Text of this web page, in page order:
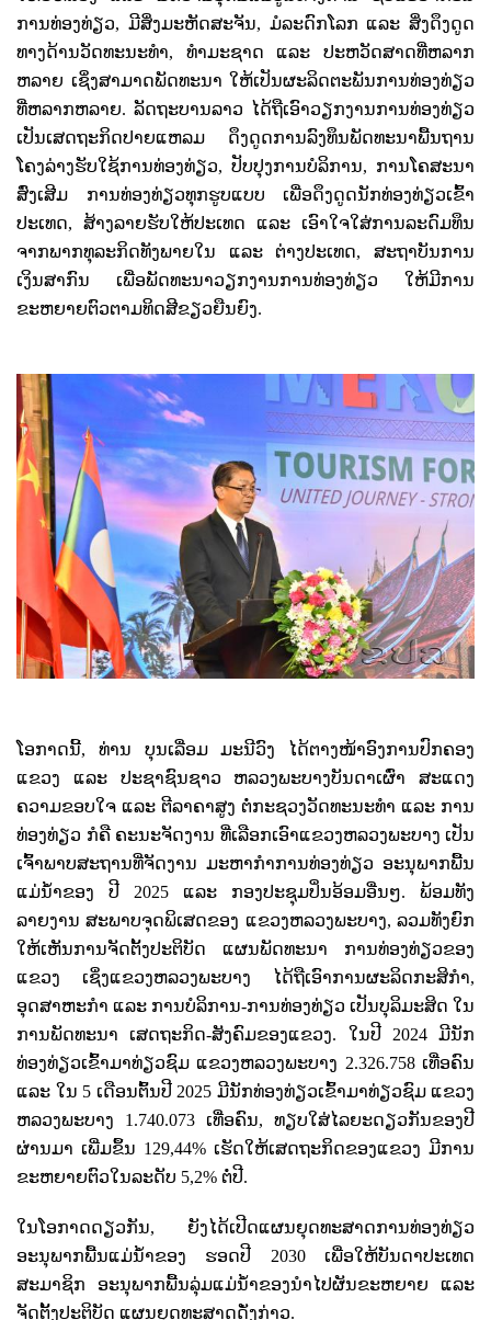
ການທ່ອງທ່ຽວ, ມີສິ່ງມະຫັດສະຈັນ, ມໍລະດົກໂລກ ແລະ ສິ່ງດຶງດູດ
ທາງດ້ານວັດທະນະທຳ, ທຳມະຊາດ ແລະ ປະຫວັດສາດທີ່ຫລາກ
ຫລາຍ ເຊິ່ງສາມາດພັດທະນາ ໃຫ້ເປັນຜະລິດຕະພັນການທ່ອງທ່ຽວ
ທີ່ຫລາກຫລາຍ. ລັດຖະບານລາວ ໄດ້ຖືເອົາວຽກງານການທ່ອງທ່ຽວ
ເປັນເສດຖະກິດປາຍແຫລມ ດຶງດູດການລົງທຶນພັດທະນາພື້ນຖານ
ໂຄງລ່າງຮັບໃຊ້ການທ່ອງທ່ຽວ, ປັບປຸງການບໍລິການ, ການໂຄສະນາ
ສົ່ງເສີມ ການທ່ອງທ່ຽວທຸກຮູບແບບ ເພື່ອດຶງດູດນັກທ່ອງທ່ຽວເຂົ້າ
ປະເທດ, ສ້າງລາຍຮັບໃຫ້ປະເທດ ແລະ ເອົາໃຈໃສ່ການລະດົມທຶນ
ຈາກພາກທຸລະກິດທັງພາຍໃນ ແລະ ຕ່າງປະເທດ,ສະຖາບັນການ
ເງິນສາກົນ ເພື່ອພັດທະນາວຽກງານການທ່ອງທ່ຽວ ໃຫ້ມີການ
ຂະຫຍາຍຕົວຕາມທິດສີຂຽວຍືນຍົງ.
ໂອກາດ​ນີ້, ທ່ານ ບຸນເລື່ອມ ມະນີວົງ ໄດ້ຕາງໜ້າອົງການປົກຄອງ
ແຂວງ ແລະ ປະຊາຊົນຊາວ ຫລວງພະບາງບັນດາເຜົ່າ ສະແດງ
ຄວາມຂອບໃຈ ແລະ ຕີລາຄາສູງ ຕໍ່ກະຊວງວັດທະນະທໍາ ແລະ ການ
ທ່ອງທ່ຽວ ກໍຄື ຄະນະຈັດງານ ທີ່ເລືອກເອົາແຂວງຫລວງພະບາງ ເປັນ
ເຈົ້າພາບສະຖານທີ່ຈັດງານ ມະຫາກໍາການທ່ອງທ່ຽວ ອະນຸພາກພື້ນ
ແມ່ນໍ້າຂອງ ປີ 2025 ແລະ ກອງປະຊຸມປິ່ນອ້ອມອື່ນໆ. ພ້ອມທັງ
ລາຍງານ ສະພາບຈຸດພິເສດຂອງ ແຂວງຫລວງພະບາງ,ລວມທັງຍົກ
ໃຫ້ເຫັນການຈັດຕັ້ງປະຕິບັດ ແຜນພັດທະນາ ການທ່ອງທ່ຽວຂອງ
ແຂວງ ເຊິ່ງແຂວງຫລວງພະບາງ ໄດ້ຖືເອົາການຜະລິດກະສິກຳ,
ອຸດສາຫະກຳ ແລະ ການບໍລິການ-ການທ່ອງທ່ຽວ ເປັນບຸລິມະສິດ ໃນ
ການພັດທະນາ ເສດຖະກິດ-ສັງຄົມຂອງແຂວງ. ​ໃນປີ 2024ມີນັກ
ທ່ອງທ່ຽວເຂົ້າມາທ່ຽວຊົມ ແຂວງຫລວງພະບາງ 2.326.758ເທື່ອຄົນ
ແລະ ໃນ 5 ເດືອນຕົ້ນປີ 2025 ມີນັກທ່ອງທ່ຽວເຂົ້າມາທ່ຽວຊົມ ແຂວງ
ຫລວງພະບາງ 1.740.073 ເທື່ອຄົນ, ທຽບໃສ່ໄລຍະດຽວກັນຂອງປີ
ຜ່ານມາ ເພີ່ມຂຶ້ນ 129,44% ເຮັດໃຫ້ເສດຖະກິດຂອງແຂວງ ມີການ
ຂະຫຍາຍຕົວໃນລະດັບ 5,2% ຕໍ່ປີ.
ໃນໂອກາດດຽວກັນ, ຍັງໄດ້ເປີດແຜນຍຸດທະສາດການທ່ອງທ່ຽວ
ອະນຸພາກພື້ນແມ່ນໍ້າຂອງ ຮອດປີ 2030ເພື່ອໃຫ້ບັນດາປະເທດ
ສະມາຊິກ ອະນຸພາກພື້ນລຸ່ມແມ່ນໍ້າຂອງນຳໄປຜັນຂະຫຍາຍ ແລະ
ຈັດຕັ້ງປະຕິບັດ ແຜນຍຸດທະສາດດັ່ງກ່າວ.